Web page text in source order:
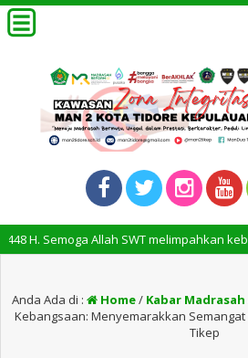
Allah SWT melimpahkan
Anda Ada di : Home/ Kabar Madrasah
Kebangsaan: Menyemarakkan Semangat
Tikep